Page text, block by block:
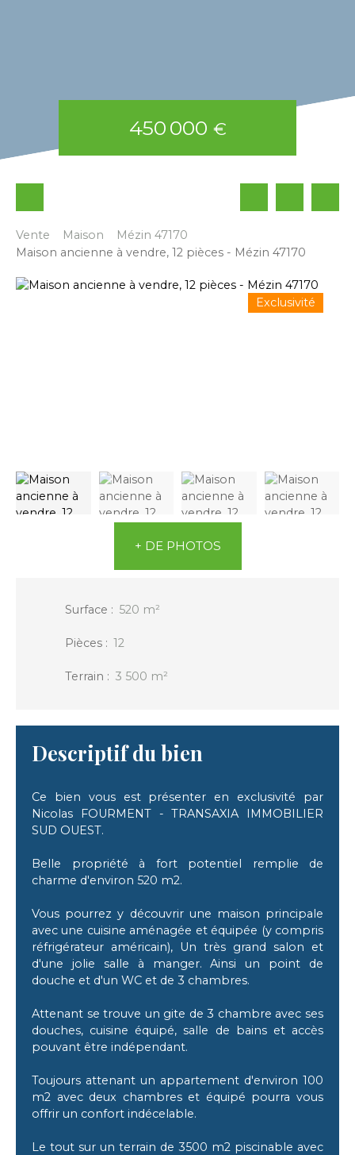
450 000 €
Vente Maison
Mézin 47170
Maison ancienne à vendre, 12 pièces - Mézin 47170
Exclusivité
+ DE PHOTOS
Surface : 520 m²
Pièces : 12
Terrain : 3 500 m²
Descriptif du bien
Ce bien vous est présenter en exclusivité par
Nicolas FOURMENT - TRANSAXIA IMMOBILIER
SUD OUEST.
Belle propriété à fort potentiel remplie de
charme d'environ 520 m2.
Vous pourrez y découvrir une maison principale
avec une cuisine aménagée et équipée (y compris
réfrigérateur américain), Un très grand salon et
d'une jolie salle à manger. Ainsi un point de
douche et d'un WC et de 3 chambres.
Attenant se trouve un gite de 3 chambre avec ses
douches, cuisine équipé, salle de bains et accès
pouvant être indépendant.
Toujours attenant un appartement d'environ 100
m2 avec deux chambres et équipé pourra vous
offrir un confort indécelable.
Le tout sur un terrain de 3500 m2 piscinable avec